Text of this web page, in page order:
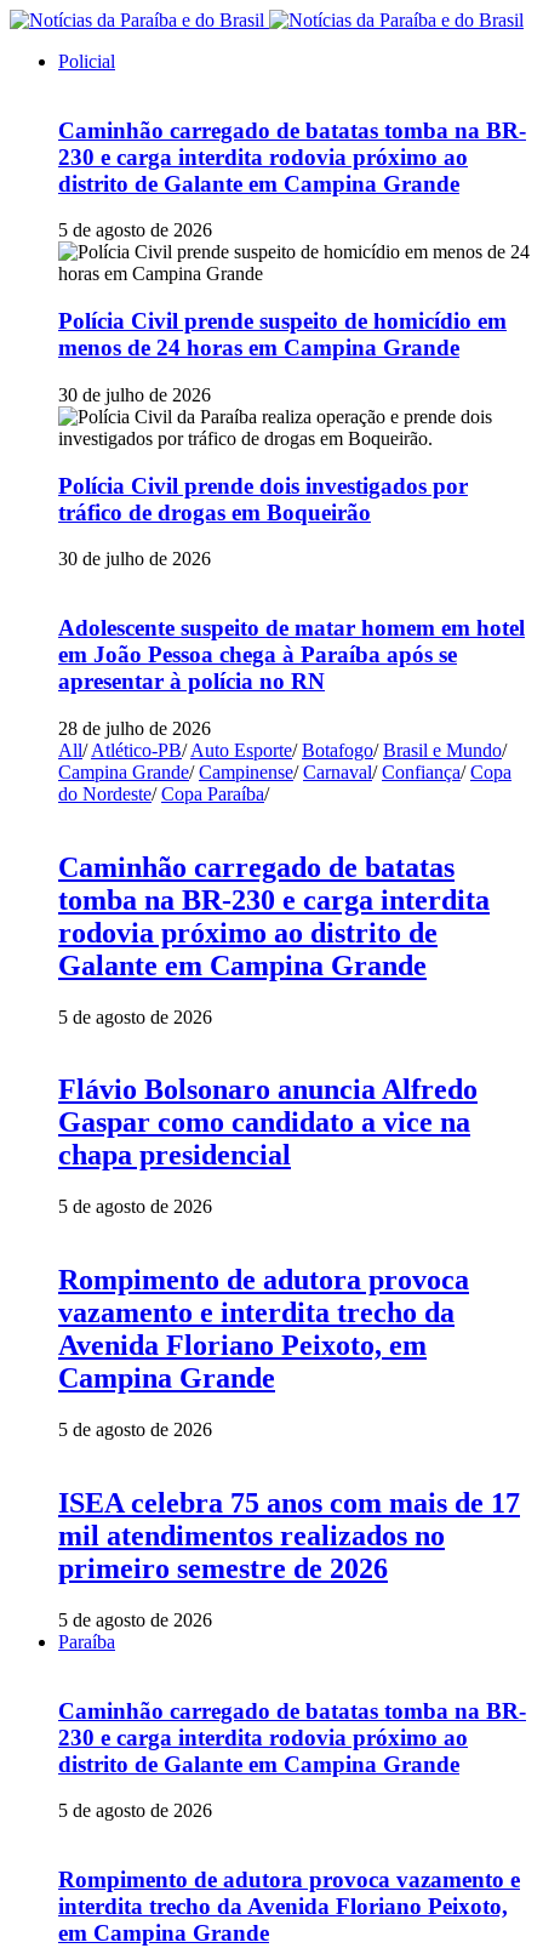
Policial
Caminhão carregado de batatas tomba na BR-
230 e carga interdita rodovia próximo ao
distrito de Galante em Campina Grande
5 de agosto de 2026
Polícia Civil prende suspeito de homicídio em
menos de 24 horas em Campina Grande
30 de julho de 2026
Polícia Civil prende dois investigados por
tráfico de drogas em Boqueirão
30 de julho de 2026
Adolescente suspeito de matar homem em hotel
em João Pessoa chega à Paraíba após se
apresentar à polícia no RN
28 de julho de 2026
All/ Atlético-PB/ Auto Esporte/ Botafogo/ Brasil e Mundo/
Campina Grande/ Campinense/ Carnaval/ Confiança/ Copa
do Nordeste/ Copa Paraíba/
Caminhão carregado de batatas
tomba na BR-230 e carga interdita
rodovia próximo ao distrito de
Galante em Campina Grande
5 de agosto de 2026
Flávio Bolsonaro anuncia Alfredo
Gaspar como candidato a vice na
chapa presidencial
5 de agosto de 2026
Rompimento de adutora provoca
vazamento e interdita trecho da
Avenida Floriano Peixoto, em
Campina Grande
5 de agosto de 2026
ISEA celebra 75 anos com mais de 17
mil atendimentos realizados no
primeiro semestre de 2026
5 de agosto de 2026
Paraíba
Caminhão carregado de batatas tomba na BR-
230 e carga interdita rodovia próximo ao
distrito de Galante em Campina Grande
5 de agosto de 2026
Rompimento de adutora provoca vazamento e
interdita trecho da Avenida Floriano Peixoto,
em Campina Grande